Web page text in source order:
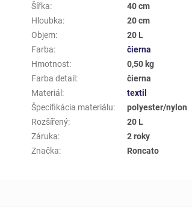
Šířka:
40 cm
Hloubka:
20 cm
Objem:
20 L
Farba:
čierna
Hmotnost:
0,50 kg
Farba detail :
čierna
Materiál :
textil
Špecifikácia materiálu:
polyester/nylon
Rozšířený:
20 L
Záruka:
2 roky
Značka: Roncato